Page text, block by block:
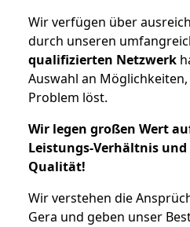
Wir verfügen über
durch unseren
qualifizierten Netzwerk
Auswahl an
Problem löst.
Wir legen großen Wert
Leistungs-Verhältnis
Qualität!
Wir verstehen die
Gera und geben unser